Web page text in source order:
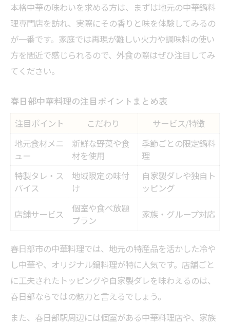
本格中華の味わいを求める方は、まずは地元の中華鍋料
理専門店を訪れ、実際にその香りと味を体験してみるの
が一番です。家庭では再現が難しい火力や調味料の使い
方を間近で感じられるので、外食の際はぜひ注目してみ
てください。
春日部中華料理の注目ポイントまとめ表
注目ポイント こだわり
サービス/特徴
地元食材メニ
ュー
新鮮な野菜や食
材を使用
季節ごとの限定鍋料
理
特製タレ・ス
パイス
地域限定の味付
け
自家製ダレや独自ト
ッピング
店舗サービス
個室や食べ放題
プラン
家族・グループ対応
春日部市の中華料理では、地元の特産品を活かした冷や
し中華や、オリジナル鍋料理が特に人気です。店舗ごと
に工夫されたトッピングや自家製ダレを味わえるのは、
春日部ならではの魅力と言えるでしょう。
また、春日部駅周辺には個室がある中華料理店や、家族